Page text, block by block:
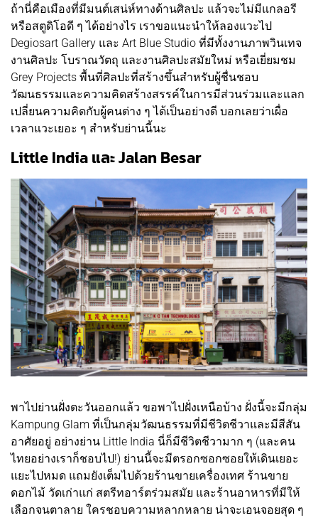
ถ้านี่คือเมืองที่มีมนต์เสน่ห์ทางด้านศิลปะ แล้วจะไม่มีแกลอรี
หรือสตูดิโอดี ๆ ได้อย่างไร เราขอแนะนำให้ลองแวะไป
Degiosart Gallery และ Art Blue Studio ที่มีทั้งงานภาพวินเทจ
งานศิลปะ โบราณวัตถุ และงานศิลปะสมัยใหม่ หรือเยี่ยมชม
Grey Projects พื้นที่ศิลปะที่สร้างขึ้นสำหรับผู้ชื่นชอบ
วัฒนธรรมและความคิดสร้างสรรค์ในการมีส่วนร่วมและแลก
เปลี่ยนความคิดกับผู้คนต่าง ๆ ได้เป็นอย่างดี บอกเลยว่าเผื่อ
เวลาแวะเยอะ ๆ สำหรับย่านนี้นะ
Little India และ Jalan Besar
พาไปย่านฝั่งตะวันออกแล้ว ขอพาไปฝั่งเหนือบ้าง ฝั่งนี้จะมีกลุ่ม
Kampung Glam ที่เป็นกลุ่มวัฒนธรรมที่มีชีวิตชีวาและมีสีสัน
อาศัยอยู่ อย่างย่าน Little India นี่ก็มีชีวิตชีวามาก ๆ (และคน
ไทยอย่างเราก็ชอบไป!) ย่านนี้จะมีตรอกซอกซอยให้เดินเยอะ
แยะไปหมด แถมยังเต็มไปด้วยร้านขายเครื่องเทศ ร้านขาย
ดอกไม้ วัดเก่าแก่ สตรีทอาร์ตร่วมสมัย และร้านอาหารที่มีให้
เลือกจนตาลาย ใครชอบความหลากหลาย น่าจะเอนจอยสุด ๆ